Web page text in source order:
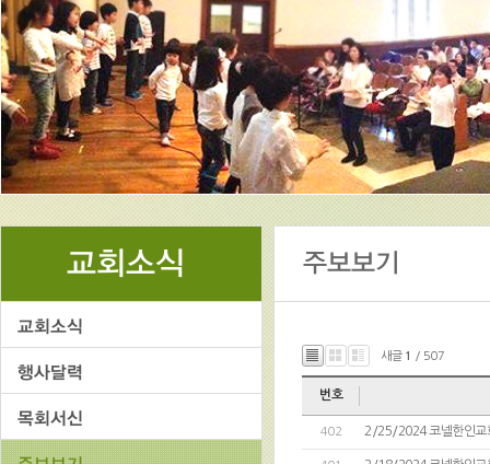
새글 1 / 507
번호
402 2/25/2024 코넬한인교